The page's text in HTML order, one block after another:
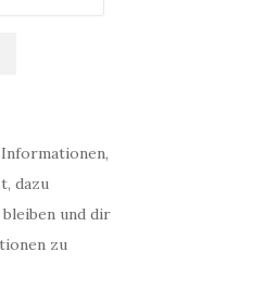
dazu
und dir
zu